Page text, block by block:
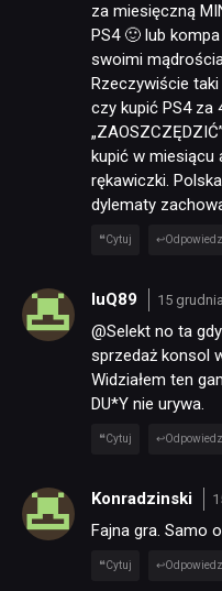
za miesięczną
PS4 🙂 lub
swoimi
Rzeczywiście
czy kupić PS4 za
kupić w miesiącu
rękawiczki.
dylematy
Cytuj Odpowiedz
luQ89 15
@Selekt no ta
sprzedaż konsol
Widziałem ten
DU*Y nie urywa.
Cytuj Odpowiedz
Konradzinski
Fajna gra. Samo
Cytuj Odpowiedz